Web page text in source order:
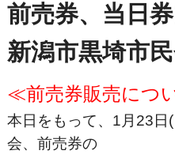
前売券、当日
新潟市黒埼市民
≪前売券販売につ
本日をもって、1月23日
会、前売券の